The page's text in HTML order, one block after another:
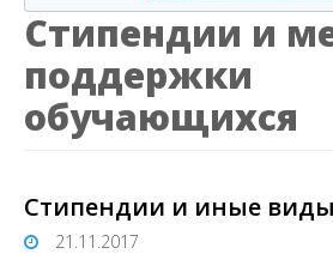
Стипендии и
поддержки
обучающихся
Стипендии и иные
21.11.2017